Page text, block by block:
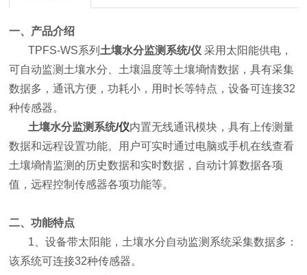
一、产品介绍
TPFS-WS系列 土壤水分监测系统/仪 采用太阳能供电，
可自动监测土壤水分、土壤温度等土壤墒情数据，具有采集
数据多，通讯方便，功耗小，用时长等特点，设备可连接32
种传感器。
土壤水分监测系统/仪内置无线通讯模块，具有上传测量
数据和远程设置功能。用户可实时通过电脑或手机在线查看
土壤墒情监测的历史数据和实时数据，自动计算数据各项
值，远程控制传感器各项功能等。
二、功能特点
1、设备带太阳能，土壤水分自动监测系统采集数据多：
该系统可连接32种传感器。